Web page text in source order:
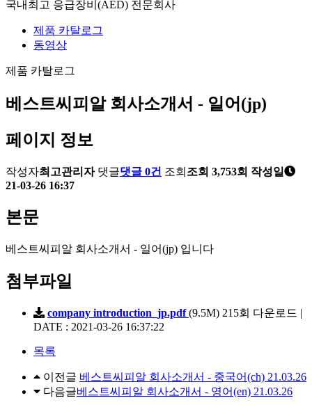
국내최고 응급장비(AED) 전문회사
제품 카탈로그
동영상
제품 카탈로그
베스트씨피알 회사소개서 - 일어(jp)
페이지 정보
작성자최고관리자 댓글댓글 0건 조회 조회 3,753회 작성일
21-03-26 16:37
본문
베스트씨피알 회사소개서 - 일어(jp) 입니다
첨부파일
company introduction_jp.pdf (9.5M) 215회 다운로드 |
DATE : 2021-03-26 16:37:22
목록
이전글 베스트씨피알 회사소개서 - 중국어(ch) 21.03.26
다음글베스트씨피알 회사소개서 - 영어(en) 21.03.26